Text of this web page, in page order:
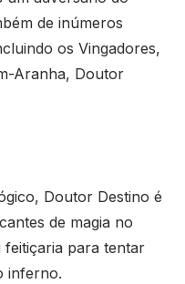
de inúmeros
os Vingadores,
Aranha, Doutor
Doutor Destino é
de magia no
feitiçaria para tentar
inferno.